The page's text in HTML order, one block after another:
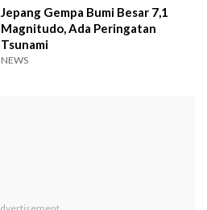
Jepang Gempa Bumi Besar 7,1
Magnitudo, Ada Peringatan
Tsunami
NEWS